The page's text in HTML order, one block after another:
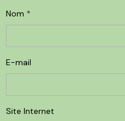
Nom
E-mail
Site Internet